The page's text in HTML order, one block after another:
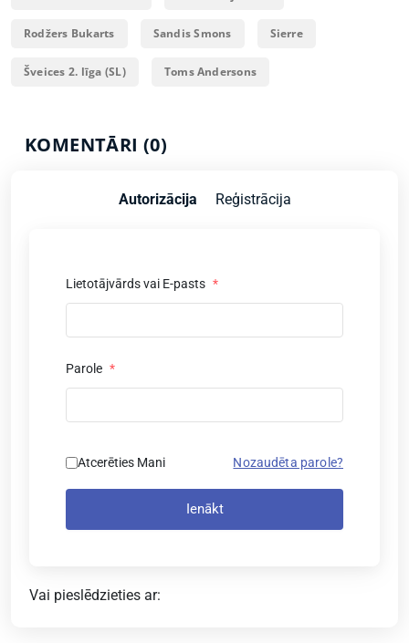
Rodžers Bukarts Sandis Smons Sierre
Šveices 2. līga (SL) Toms Andersons
KOMENTĀRI (0)
Autorizācija Reģistrācija
Lietotājvārds vai E-pasts *
Parole *
Atcerēties Mani Nozaudēta parole?
Ienākt
Vai pieslēdzieties ar: